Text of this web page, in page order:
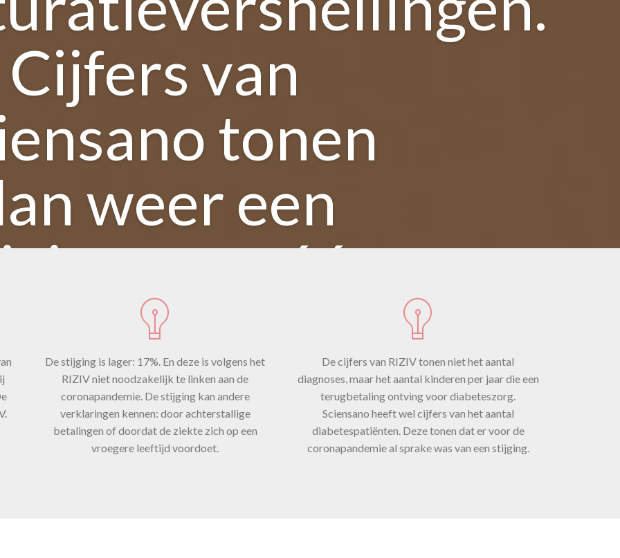
Cijfers van
tonen
weer een
van vóór
de
De stijging is lager: 17%. En deze is volgens het
RIZIV niet noodzakelijk te linken aan de
coronapandemie. De stijging kan andere
verklaringen kennen: door achterstallige
betalingen of doordat de ziekte zich op een
vroegere leeftijd voordoet.
De cijfers van RIZIV tonen niet het aantal
diagnoses, maar het aantal kinderen per jaar die een
terugbetaling ontving voor diabeteszorg.
Sciensano heeft wel cijfers van het aantal
diabetespatiënten. Deze tonen dat er voor de
coronapandemie al sprake was van een stijging.